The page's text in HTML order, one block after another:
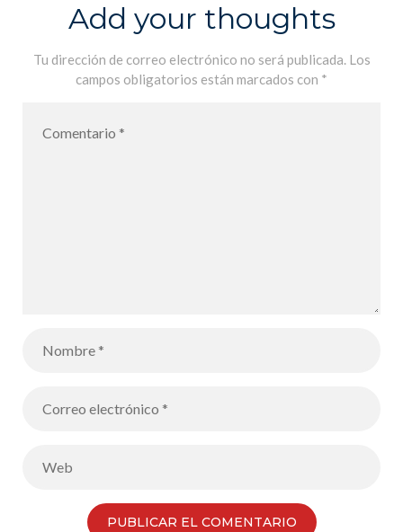
Add your thoughts
Tu dirección de correo electrónico no será publicada. Los
campos obligatorios están marcados con *